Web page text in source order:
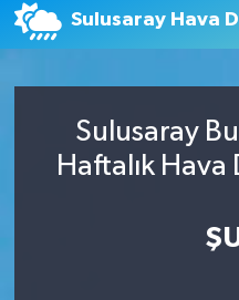
Sulusaray Hava
Sulusaray
Haftalık
Tüm Manşetler